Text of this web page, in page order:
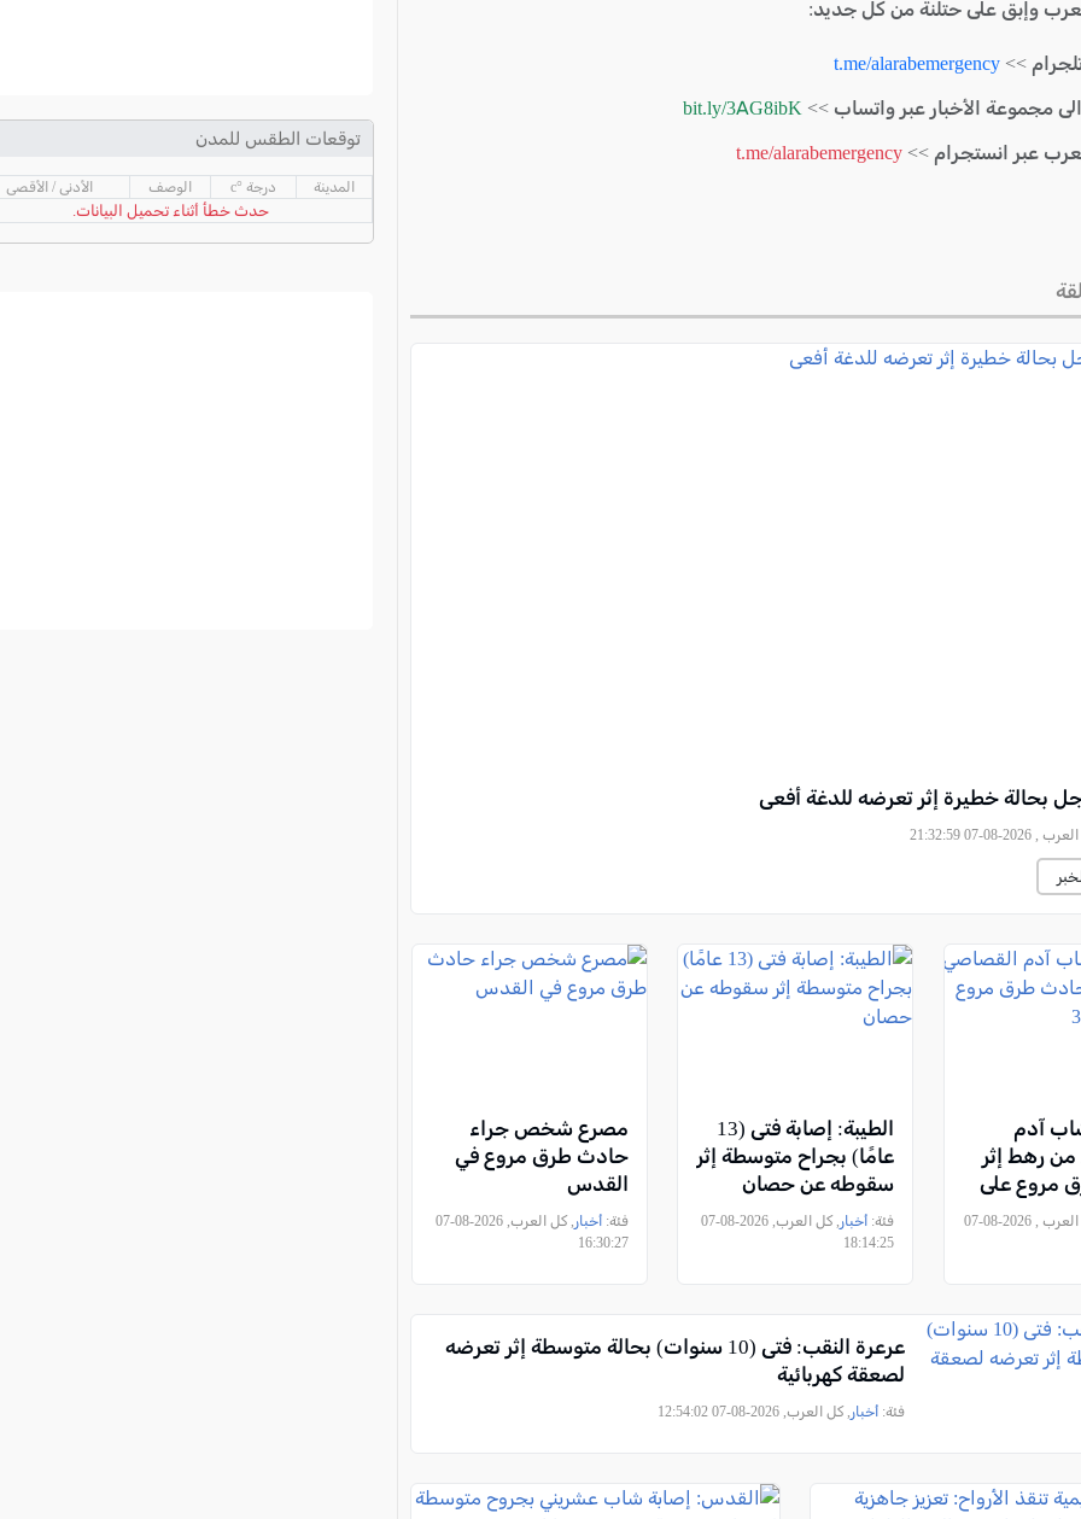
وإبق على حتلنة من كل جديد:
>>
t.me/alarabemergency
مجموعة الأخبار عبر واتساب >> bit.ly/3AG8ibK
عبر انستجرام >> t.me/alarabemergency
بحالة خطيرة إثر تعرضه للدغة أفعى
08-07 21:32:59
آدم
رهط إثر
مروع على
, كل العرب , 2026-08-07
الطيبة: إصابة فتى (13
عامًا) بجراح متوسطة إثر
سقوطه عن حصان
فئة: أخبار
, كل العرب, 2026-08-07
18:14:25
مصرع شخص جراء
حادث طرق مروع في
القدس
فئة:أخبار
, كل العرب, 2026-08-07
16:30:27
عرعرة النقب: فتى (10 سنوات) بحالة متوسطة إثر تعرضه
لصعقة كهربائية
فئة: أخبار , كل العرب, 2026-08-07 12:54:02
توقعات الطقس للمدن
المدينة درجة °c الوصف الأدنى / الأقصى
حدث خطأ أثناء تحميل البيانات.